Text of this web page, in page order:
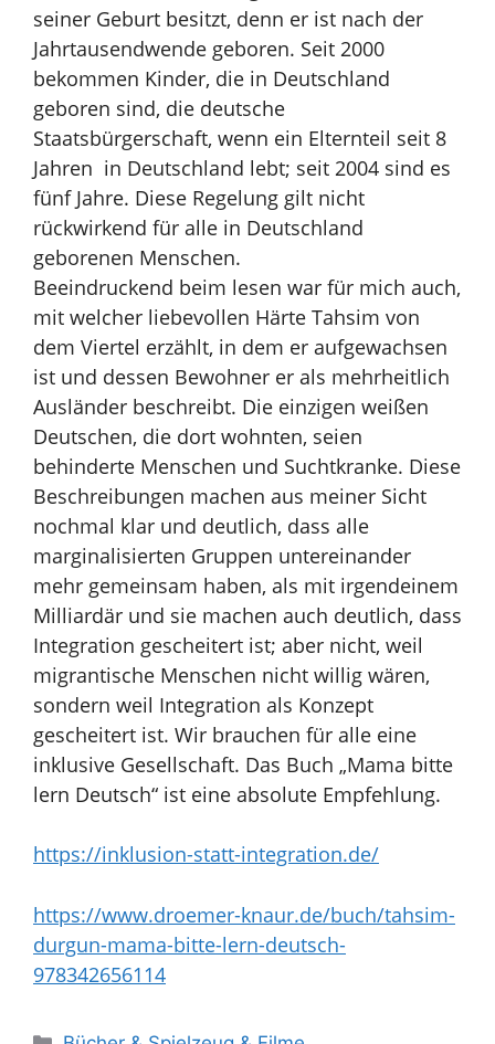
seiner Geburt besitzt, denn er ist nach der
Jahrtausendwende geboren. Seit 2000
bekommen Kinder, die in Deutschland
geboren sind, die deutsche
Staatsbürgerschaft, wenn ein Elternteil seit 8
Jahren in Deutschland lebt; seit 2004 sind es
fünf Jahre. Diese Regelung gilt nicht
rückwirkend für alle in Deutschland
geborenen Menschen.
Beeindruckend beim lesen war für mich auch,
mit welcher liebevollen Härte Tahsim von
dem Viertel erzählt, in dem er aufgewachsen
ist und dessen Bewohner er als mehrheitlich
Ausländer beschreibt. Die einzigen weißen
Deutschen, die dort wohnten, seien
behinderte Menschen und Suchtkranke. Diese
Beschreibungen machen aus meiner Sicht
nochmal klar und deutlich, dass alle
marginalisierten Gruppen untereinander
mehr gemeinsam haben, als mit irgendeinem
Milliardär und sie machen auch deutlich, dass
Integration gescheitert ist; aber nicht, weil
migrantische Menschen nicht willig wären,
sondern weil Integration als Konzept
gescheitert ist. Wir brauchen für alle eine
inklusive Gesellschaft. Das Buch „Mama bitte
lern Deutsch“ ist eine absolute Empfehlung.
https://inklusion-statt-integration.de/
https://www.droemer-knaur.de/buch/tahsim-
durgun-mama-bitte-lern-deutsch-
978342656114
Kategorien